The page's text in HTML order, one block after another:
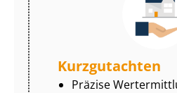
Kurzgutachten
Präzise